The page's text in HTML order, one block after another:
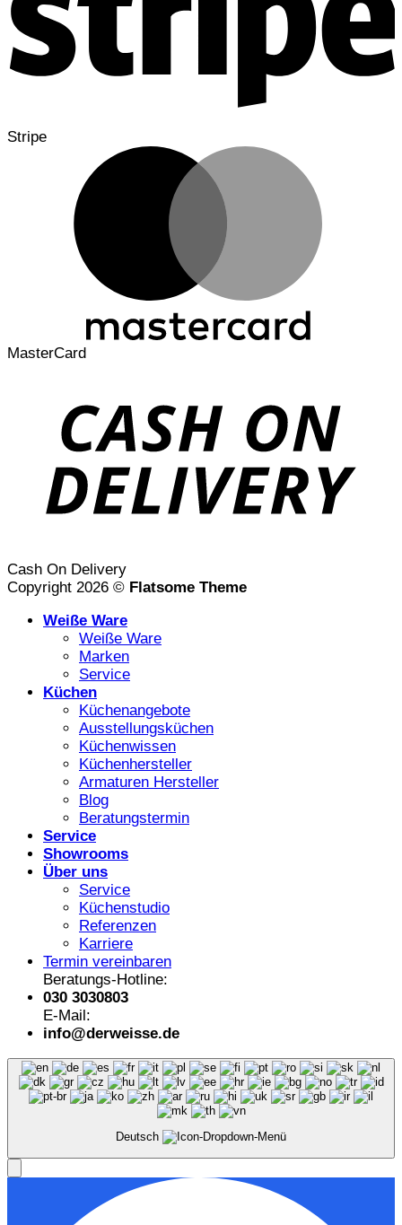
Stripe
MasterCard
Cash On Delivery
Copyright 2026 © Flatsome Theme
Weiße Ware
Weiße Ware
Marken
Service
Küchen
Küchenangebote
Ausstellungsküchen
Küchenwissen
Küchenhersteller
Armaturen Hersteller
Blog
Beratungstermin
Service
Showrooms
Über uns
Service
Küchenstudio
Referenzen
Karriere
Termin vereinbaren
Beratungs-Hotline:
030 3030803
E-Mail:
info@derweisse.de
Deutsch